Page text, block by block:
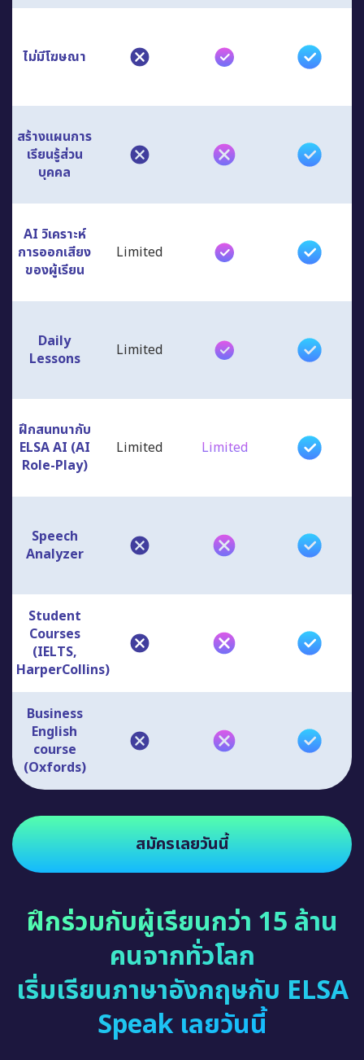
ไม่มีโฆษณา
สร้างแผนการ
เรียนรู้ส่วน
บุคคล
AI วิเคราะห์
การออกเสียง
ของผู้เรียน
Limited
Daily
Lessons
Limited
ฝึกสนทนากับ
ELSA AI (AI
Role-Play)
Limited Limited
Speech
Analyzer
Student
Courses
(IELTS,
HarperCollins)
Business
English
course
(Oxfords)
สมัครเลยวันนี้
ฝึกร่วมกับผู้เรียนกว่า 15 ล้าน
คนจากทั่วโลก
เริ่มเรียนภาษาอังกฤษกับ ELSA
Speak เลยวันนี้